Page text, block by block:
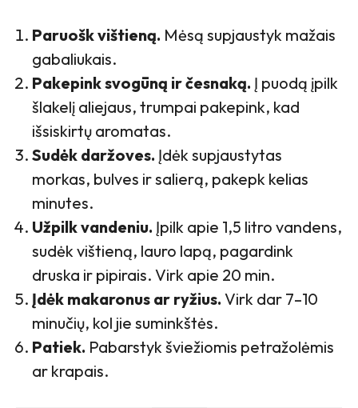
Paruošk vištieną. Mėsą supjaustyk mažais
gabaliukais.
Pakepink svogūną ir česnaką. Į puodą įpilk
šlakelį aliejaus, trumpai pakepink, kad
išsiskirtų aromatas.
Sudėk daržoves. Įdėk supjaustytas
morkas, bulves ir salierą, pakepk kelias
minutes.
Užpilk vandeniu. Įpilk apie 1,5 litro vandens,
sudėk vištieną, lauro lapą, pagardink
druska ir pipirais. Virk apie 20 min.
Įdėk makaronus ar ryžius. Virk dar 7–10
minučių, kol jie suminkštės.
Patiek. Pabarstyk šviežiomis petražolėmis
ar krapais.